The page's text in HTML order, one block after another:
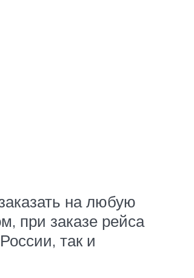
на любую
при заказе рейса
так и